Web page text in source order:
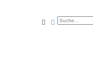
SucheErweiterte